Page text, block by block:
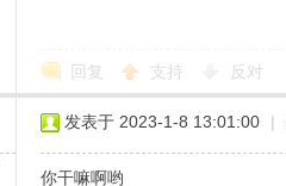
回复 支持 反对
发表于 2023-1-8 13:01:00 |
你干嘛啊哟